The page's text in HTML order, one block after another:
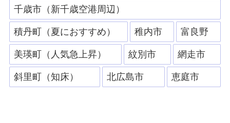
千歳市（新千歳空港周辺）
積丹町（夏におすすめ） 稚内市 富良野
美瑛町（人気急上昇） 紋別市 網走市
斜里町（知床） 北広島市 恵庭市